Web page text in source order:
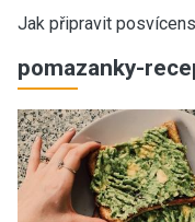
Jak připravit
pomazanky-